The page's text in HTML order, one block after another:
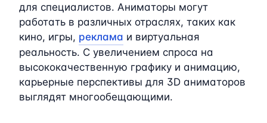
для специалистов. Аниматоры могут
работать в различных отраслях, таких как
кино, игры, реклама и виртуальная
реальность. С увеличением спроса на
высококачественную графику и анимацию,
карьерные перспективы для 3D аниматоров
выглядят многообещающими.